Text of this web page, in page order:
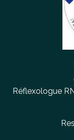
Réflexologue